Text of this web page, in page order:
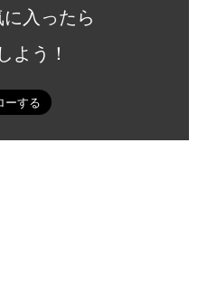
入ったら
よう！